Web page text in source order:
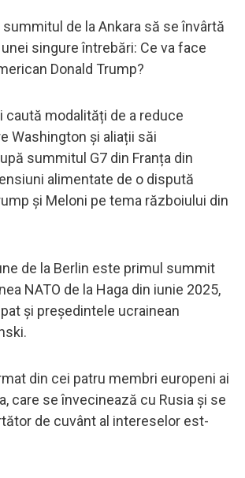
de la Ankara să se învârtă
singure întrebări: Ce va face
Donald Trump?
caută modalități de a reduce
Washington și aliații săi
summitul G7 din Franța din
alimentate de o dispută
și Meloni pe tema războiului din
de la Berlin este primul summit
NATO de la Haga din iunie 2025,
și președintele ucrainean
din cei patru membri europeni ai
care se învecinează cu Rusia și se
de cuvânt al intereselor est-